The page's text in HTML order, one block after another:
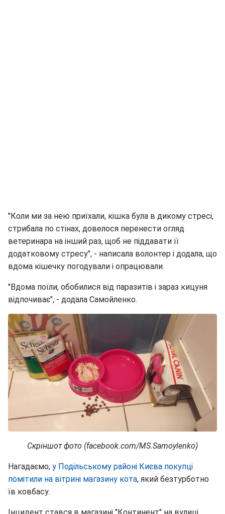
"Коли ми за нею приїхали, кішка була в дикому стресі,
стрибала по стінах, довелося перенести огляд
ветеринара на інший раз, щоб не піддавати її
додатковому стресу", - написала волонтер і додала, що
вдома кішечку погодували і опрацювали.
"Вдома поїли, обобилися від паразитів і зараз кицуня
відпочиває", - додала Самойленко.
Скріншот фото (facebook.com/MS.Samoylenko)
Нагадаємо, у Подільському районі Києва покупці
помітили на вітрині магазину кота, який безтурботно
їв ковбасу.